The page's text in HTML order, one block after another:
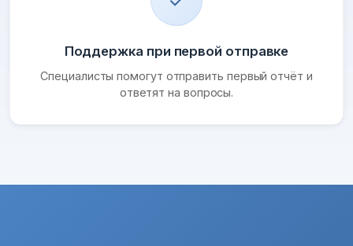
Поддержка при первой отправке
Специалисты помогут отправить первый отчёт и
ответят на вопросы.